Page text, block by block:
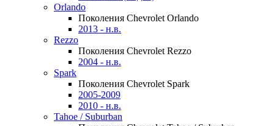
Orlando
Поколения Chevrolet Orlando
2013 - н.в.
Rezzo
Поколения Chevrolet Rezzo
2004 - н.в.
Spark
Поколения Chevrolet Spark
2005-2009
2010 - н.в.
Tahoe / Suburban